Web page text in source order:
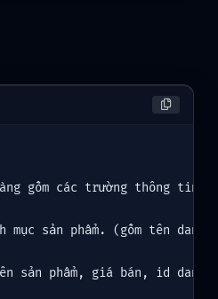
gồm các trường thông
mục sản phẩm. (gồm tên
sản phẩm, giá bán, id